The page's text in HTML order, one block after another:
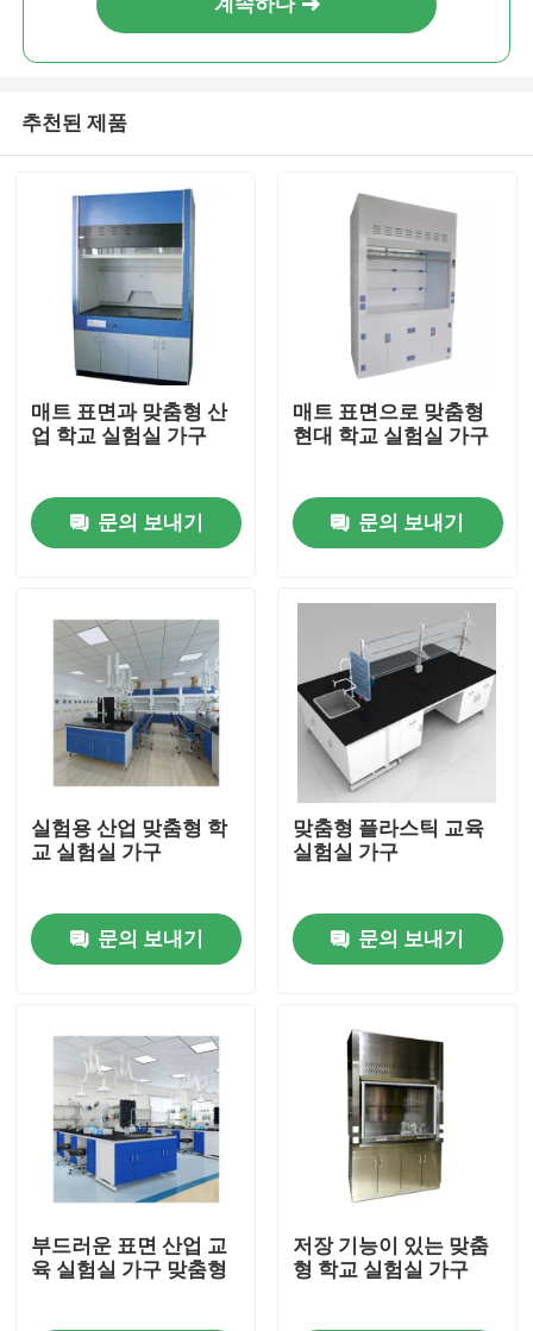
홈
회사 소개
접촉
제품 소개
현대적 실험실 가구
시험소 아일랜드 벤치
시험소 벽 벤치
시험소 환기 푸드
추천된 제품
매트 표면과 맞춤형 산
업 학교 실험실 가구
문의 보내기
매트 표면으로 맞춤형
현대 학교 실험실 가구
문의 보내기
실험용 산업 맞춤형 학
교 실험실 가구
문의 보내기
맞춤형 플라스틱 교육
실험실 가구
문의 보내기
부드러운 표면 산업 교
육 실험실 가구 맞춤형
저장 기능이 있는 맞춤
형 학교 실험실 가구